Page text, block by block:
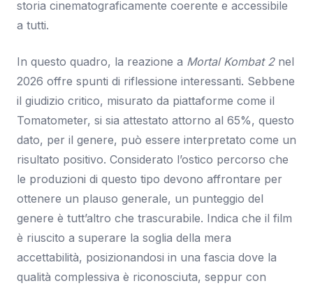
storia cinematograficamente coerente e accessibile
a tutti.
In questo quadro, la reazione a Mortal Kombat 2nel
2026 offre spunti di riflessione interessanti. Sebbene
il giudizio critico, misurato da piattaforme come il
Tomatometer, si sia attestato attorno al 65%, questo
dato, per il genere, può essere interpretato come un
risultato positivo. Considerato l’ostico percorso che
le produzioni di questo tipo devono affrontare per
ottenere un plauso generale, un punteggio del
genere è tutt’altro che trascurabile. Indica che il film
è riuscito a superare la soglia della mera
accettabilità, posizionandosi in una fascia dove la
qualità complessiva è riconosciuta, seppur con